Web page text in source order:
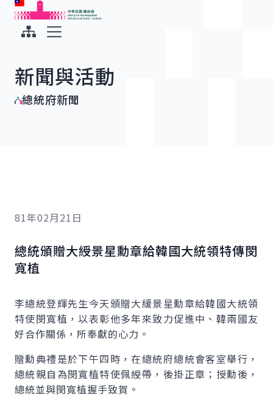
跳到主要內容
中華民國總統府
新聞與活動
總統府新聞
81年02月21日
總統頒贈大綬景星勳章給韓國大統領特傳閔
寬植
李總統登輝先生今天頒贈大緩景星勳章給韓國大統領
特使閔寬植，以表彰他多年來致力促進中、韓兩國友
好合作關係，所奉獻的心力。
贈勳典禮是於下午四時，在總統府總統會客室舉行，
總統親自為閔寬植特使佩綬帶，後掛正章；授勳後，
總統並與閔寬植握手致賀。